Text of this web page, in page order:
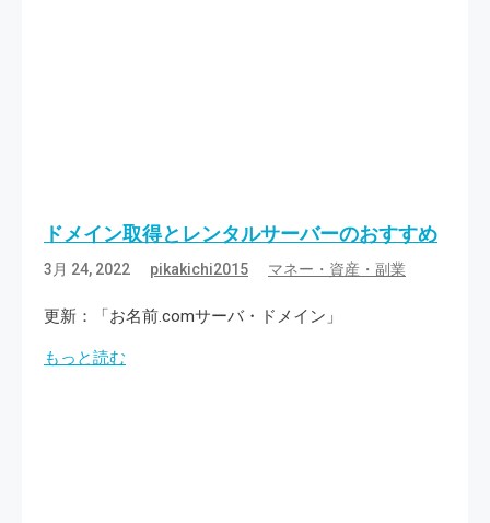
ドメイン取得とレンタルサーバーのおすすめ
3月 24, 2022 pikakichi2015 マネー・資産・副業
更新：「お名前.comサーバ・ドメイン」
もっと読む